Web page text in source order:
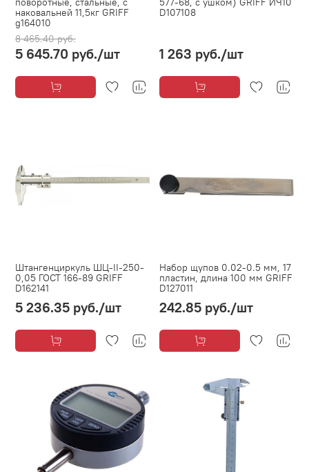
наковальней 11,5кг GRIFF
g164010
8 465.40 руб.
5 645.70 руб./шт
D107108
1 263 руб./шт
Штангенциркуль ШЦ-II-250-
0,05 ГОСТ 166-89 GRIFF
D162141
5 236.35 руб./шт
Набор щупов 0.02-0.5 мм, 17
пластин, длина 100 мм GRIFF
D127011
242.85 руб./шт